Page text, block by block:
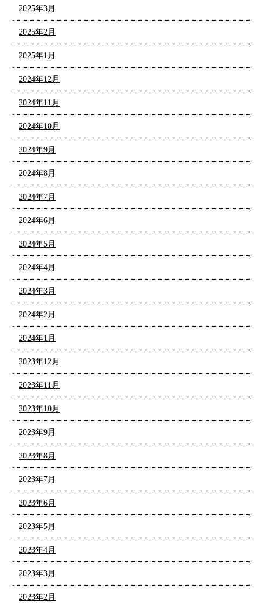
2025年3月
2025年2月
2025年1月
2024年12月
2024年11月
2024年10月
2024年9月
2024年8月
2024年7月
2024年6月
2024年5月
2024年4月
2024年3月
2024年2月
2024年1月
2023年12月
2023年11月
2023年10月
2023年9月
2023年8月
2023年7月
2023年6月
2023年5月
2023年4月
2023年3月
2023年2月